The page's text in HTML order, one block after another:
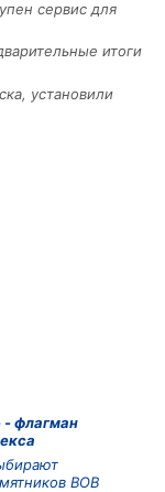
сервис для
итоги
установили
- флагман
ВОВ